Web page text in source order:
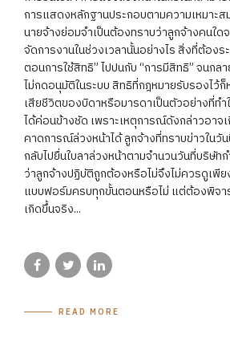
การแสดงหลักฐานประกอบตามความเหมาะส
นายจ้างย่อมจำเป็นต้องทราบว่าลูกจ้างคนใด
จัดการงานในช่วงเวลานั้นอย่างไร สิ่งที่ต้องร
ตอนการใช้สิทธิ” ไปปนกับ “การมีสิทธิ” จนกล
ไม่กดอนุมัติในระบบ สิทธิที่กฎหมายรับรองไว้
เสียชีวิตของบิดาหรือมารดาเป็นตัวอย่างที่ท
ได้ค่อนข้างชัด เพราะเหตุการณ์ดังกล่าวอาจ
คาดการณ์ล่วงหน้าได้ ลูกจ้างที่ทราบข่าวในวั
กลับไปยื่นใบลาล่วงหน้าตามจำนวนวันที่บริษัท
ว่าลูกจ้างปฏิบัติถูกต้องหรือไม่จึงไม่ควรดูเพีย
แบบฟอร์มครบทุกขั้นตอนหรือไม่ แต่ต้องพิจ
เกิดขึ้นจริง...
READ MORE